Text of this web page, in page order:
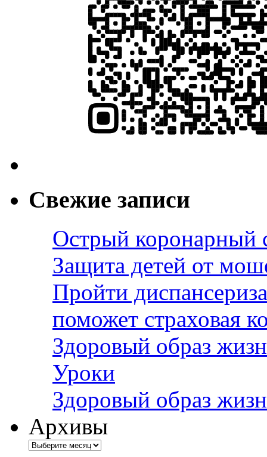
Свежие записи
Острый коронарный
Защита детей от
Пройти
поможет страховая
Здоровый образ
Уроки
Здоровый образ
Архивы